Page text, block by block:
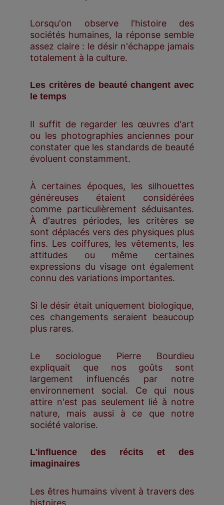
Lorsqu'on observe l'histoire des
sociétés humaines, la réponse semble
assez claire : le désir n'échappe jamais
totalement à la culture.
Les critères de beauté changent avec
le temps
Il suffit de regarder les œuvres d'art
ou les photographies anciennes pour
constater que les standards de beauté
évoluent constamment.
À certaines époques, les silhouettes
généreuses étaient considérées
comme particulièrement séduisantes.
À d'autres périodes, les critères se
sont déplacés vers des physiques plus
fins. Les coiffures, les vêtements, les
attitudes ou même certaines
expressions du visage ont également
connu des variations importantes.
Si le désir était uniquement biologique,
ces changements seraient beaucoup
plus rares.
Le sociologue Pierre Bourdieu
expliquait que nos goûts sont
largement influencés par notre
environnement social. Ce qui nous
attire n'est pas seulement lié à notre
nature, mais aussi à ce que notre
société valorise.
L'influence des récits et des
imaginaires
Les êtres humains vivent à travers des
histoires.